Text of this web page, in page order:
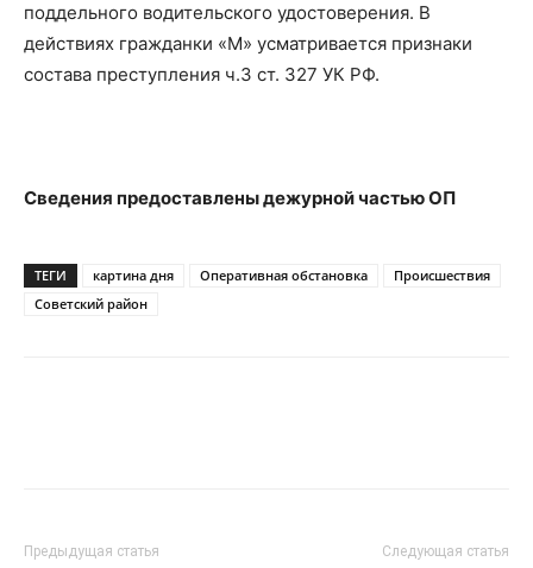
поддельного водительского удостоверения. В
действиях гражданки «М» усматривается признаки
состава преступления ч.3 ст. 327 УК РФ.
Сведения предоставлены дежурной частью ОП
ТЕГИ картина дня Оперативная обстановка
Происшествия
Советский район
Предыдущая статья Следующая статья